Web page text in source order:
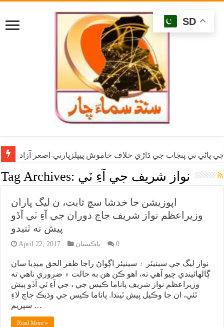
پاڻي تي پنجاب جي ڌاڙي خلاف خاموش پيپلزپارٽي-اصغر آزاد
Tag Archives: نواز شريف جي آءِ ٽي
اپوزيشن جا خدشا سچ ثابت، ن ليگ پاران
وزيراعظم نواز شريف جاچ دوران جي آءِ ٽي آڏو
پيش نه ٿنيدو
April 22, 2017 پاڪستان 0
نواز ليگ جي سينيٽر ۽ سينيئر اڳواڻ راجا ظفر الحق ميڊيا سان
ڳالهائيندي چيو آهي ته، اهو ڪن هن به حالت ۾ ضروري ناهي ته
وزيراعظم نواز شريف پاناما ڪيس جي ، جي آءِ ٽي آڏو پيش
ٿئي، ان جا وڪيل پيش ٿيندا. پاناما ڪيس جي وڌيڪ جاچ لاءِ
سپريم …
Read More »
SD